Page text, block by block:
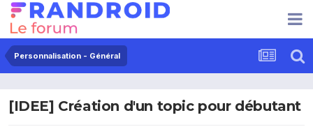
Personnalisation - Général
[IDEE] Création d'un topic pour débutant